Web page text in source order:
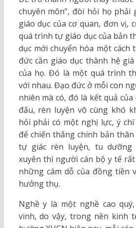
chuyên môn”, đòi hỏi họ phải
giáo dục của cơ quan, đơn vị,
quá trình tự giáo dục của bản
dục mới chuyển hóa một cách
đức cần giáo dục thành hệ
của họ. Đó là một quá trình
với nhau. Đạo đức ở mỗi con
nhiên mà có, đó là kết quả
đấu, rèn luyện vô cùng khó
hỏi phải có một nghị lực, ý
để chiến thắng chính bản
tự giác rèn luyện, tu dưỡng
xuyên thì người cán bộ y tế
những cám dỗ của đồng tiền
hưởng thụ.
Nghề y là một nghề cao
vinh, do vậy, trong nền kinh